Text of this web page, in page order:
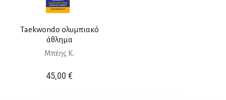
Taekwondo ολυμπιακό
άθλημα
Μπέης Κ.
45,00€